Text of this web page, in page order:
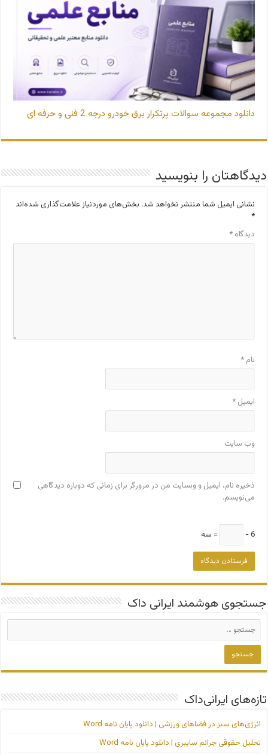
دانلود مجموعه سوالات پرتکرار برق خودرو درجه 2 فنی و حرفه ای
دیدگاهتان را بنویسید
نشانی ایمیل شما منتشر نخواهد شد. بخش‌های موردنیاز علامت‌گذاری شده‌اند
*
دیدگاه*
نام*
ایمیل*
وب‌ سایت
ذخیره نام، ایمیل و وبسایت من در مرورگر برای زمانی که دوباره دیدگاهی
می‌نویسم.
6 − = سه
جستجوی هوشمند ایرانی داک
تازه‌های ایرانی‌داک
انرژی‌های سبز در فضاهای ورزشی | دانلود پایان نامه Word
تحلیل حقوقی جرائم سایبری | دانلود پایان نامه Word